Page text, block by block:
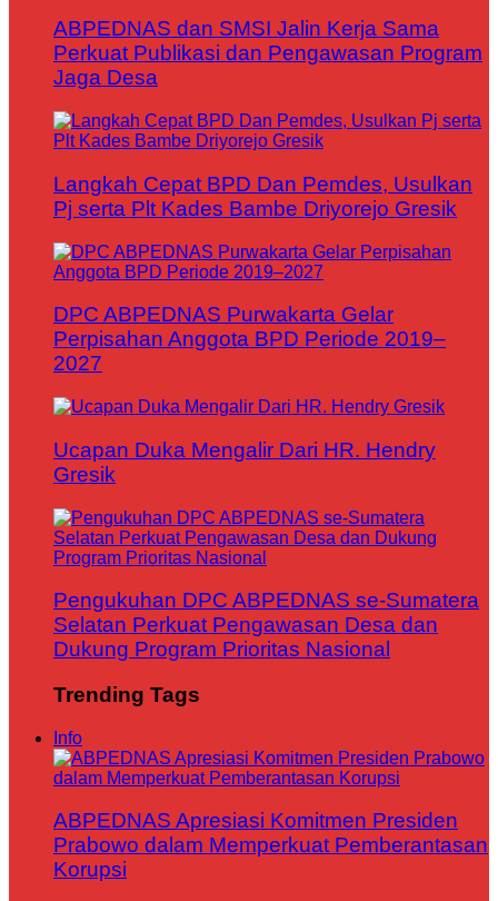
ABPEDNAS dan SMSI Jalin Kerja Sama
Perkuat Publikasi dan Pengawasan Program
Jaga Desa
Langkah Cepat BPD Dan Pemdes, Usulkan
Pj serta Plt Kades Bambe Driyorejo Gresik
DPC ABPEDNAS Purwakarta Gelar
Perpisahan Anggota BPD Periode 2019–
2027
Ucapan Duka Mengalir Dari HR. Hendry
Gresik
Pengukuhan DPC ABPEDNAS se-Sumatera
Selatan Perkuat Pengawasan Desa dan
Dukung Program Prioritas Nasional
Trending Tags
Info
ABPEDNAS Apresiasi Komitmen Presiden
Prabowo dalam Memperkuat Pemberantasan
Korupsi